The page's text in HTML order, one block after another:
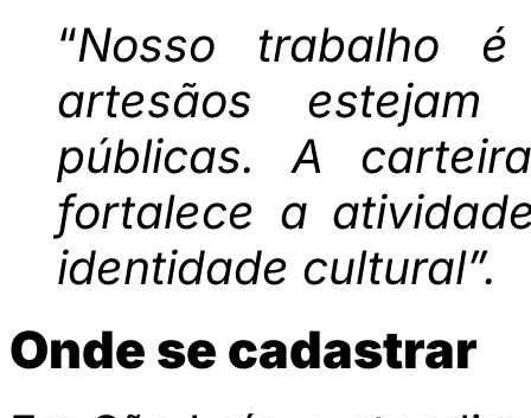
“Nosso trabalho
artesãos estejam
públicas. A
fortalece a
identidade cultural”.
Onde se cadastrar